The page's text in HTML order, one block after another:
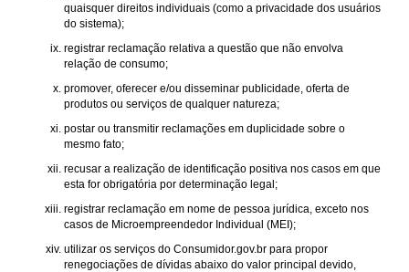
quaisquer direitos individuais (como a privacidade dos usuários
do sistema);
registrar reclamação relativa a questão que não envolva
relação de consumo;
promover, oferecer e/ou disseminar publicidade, oferta de
produtos ou serviços de qualquer natureza;
postar ou transmitir reclamações em duplicidade sobre o
mesmo fato;
recusar a realização de identificação positiva nos casos em que
esta for obrigatória por determinação legal;
registrar reclamação em nome de pessoa jurídica, exceto nos
casos de Microempreendedor Individual (MEI);
utilizar os serviços do Consumidor.gov.br para propor
renegociações de dívidas abaixo do valor principal devido,